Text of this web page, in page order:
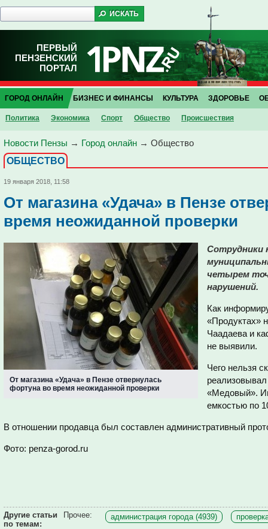
ПЕРВЫЙ
ПЕНЗЕНСКИЙ
ПОРТАЛ
ГОРОД ОНЛАЙН
Политика Экономика Спорт Общество Проиcшествия
БИЗНЕС И ФИНАНСЫ КУЛЬТУРА ЗДОРОВЬЕ
Новости Пензы → Город онлайн → Общество
ОБЩЕСТВО
19 января 2018, 11:58
От магазина «Удача» в Пензе
время неожиданной проверки
От магазина «Удача» в Пензе отвернулась
фортуна во время неожиданной проверки
Сотрудники
четырем
нарушений.
Как
«Продуктах»
Чаадаева и
не выявили.
Чего нельзя
«Медовый».
емкостью по
В отношении продавца был составлен административный
Фото: penza-gorod.ru
Другие статьи
по темам:
Прочее: администрация города (4939)